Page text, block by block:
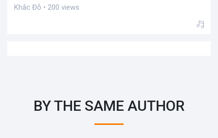
Khắc Đỗ • 200 views
BY THE SAME AUTHOR